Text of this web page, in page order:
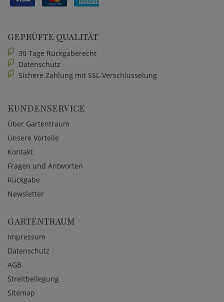
GEPRÜFTE QUALITÄT
30 Tage Rückgaberecht
Datenschutz
Sichere Zahlung mit SSL-Verschlüsselung
KUNDENSERVICE
Über Gartentraum
Unsere Vorteile
Kontakt
Fragen und Antworten
Rückgabe
Newsletter
GARTENTRAUM
Impressum
Datenschutz
AGB
Streitbeilegung
Sitemap